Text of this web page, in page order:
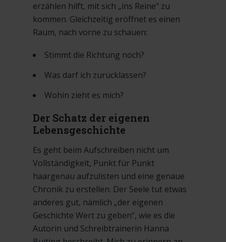
erzählen hilft, mit sich „ins Reine“ zu
kommen. Gleichzeitig eröffnet es einen
Raum, nach vorne zu schauen:
Stimmt die Richtung noch?
Was darf ich zurücklassen?
Wohin zieht es mich?
Der Schatz der eigenen
Lebensgeschichte
Es geht beim Aufschreiben nicht um
Vollständigkeit, Punkt für Punkt
haargenau aufzulisten und eine genaue
Chronik zu erstellen. Der Seele tut etwas
anderes gut, nämlich „der eigenen
Geschichte Wert zu geben“, wie es die
Autorin und Schreibtrainerin Hanna